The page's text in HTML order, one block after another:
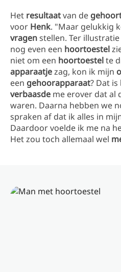
Het resultaatvan de
voor Henk. "Maar gelukkig
vragenstellen. Ter
nog even een hoortoestel
niet om een hoortoestelte
apparaatjezag, kon ik mijn
een gehoorapparaat? Dat
verbaasde me erover dat al
waren. Daarna hebben we
spraken af dat ik alles in
Daardoor voelde ik me na
Het zou toch allemaal wel